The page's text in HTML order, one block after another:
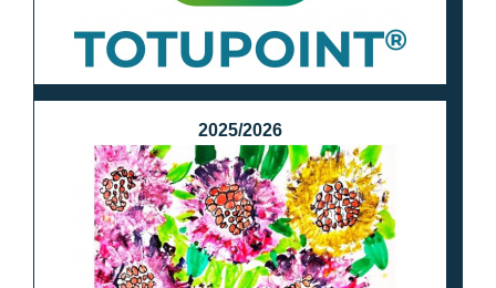
2025/2026